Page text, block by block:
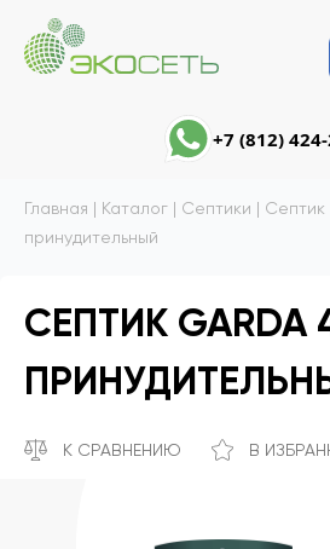
+7 (812)
Главная | Каталог | Септики |
принудительный
СЕПТИК GARDA
К СРАВНЕНИЮ В